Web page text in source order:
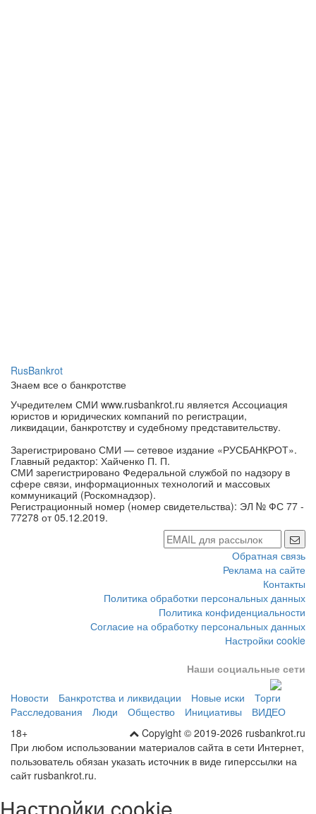
RusBankrot
Знаем все о банкротстве
Учредителем СМИ www.rusbankrot.ru является Ассоциация
юристов и юридических компаний по регистрации,
Зарегистрировано СМИ — сетевое издание «РУСБАНКРОТ».
Главный редактор: Хайченко П. П.
СМИ зарегистрировано Федеральной службой по надзору в
сфере связи, информационных технологий и массовых
коммуникаций (Роскомнадзор).
Регистрационный номер (номер свидетельства): ЭЛ № ФС 77 -
Обратная связь
Реклама на сайте
Контакты
Политика обработки персональных данных
Политика конфиденциальности
Согласие на обработку персональных данных
Наши социальные сети
Новости Банкротства и ликвидации Новые иски
Торги
Общество
ВИДЕО
Copyight © 2019-2026 rusbankrot.ru
18+
При любом использовании материалов сайта в сети Интернет,
пользователь обязан указать источник в виде гиперссылки на